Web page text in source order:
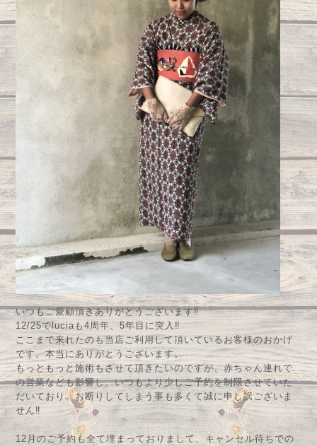
いつもご愛顧頂きありがとうございます‼︎
12/25でluciaも4周年、5年目に突入‼︎
ここまで来れたのも当店ご利用して頂いているお客様のおかげ
です。本当にありがとうございます。
もっともっと施術もさせて頂きたいのですが、赤ちゃん連れで
の営業なども影響し、いつもより少しご予約を制限させていた
だいており、お断りしてしまう事も多くて誠に申し訳ございま
せん‼︎
12月のご予約も全て埋まっておりまして、キャンセル待ちでの